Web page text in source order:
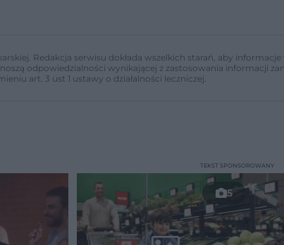
Redakcja serwisu dokłada wszelkich starań, aby
odpowiedzialności wynikającej z zastosowania informacji
art. 3 ust 1 ustawy o działalności leczniczej.
5
TEKST SPONSOROWANY